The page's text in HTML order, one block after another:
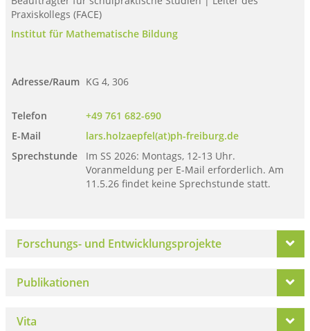
Praxiskollegs (FACE)
Institut für Mathematische Bildung
Adresse/Raum KG 4, 306
Telefon
+49 761 682-690
E-Mail
lars.holzaepfel(at)ph-freiburg.de
Sprechstunde
Im SS 2026: Montags, 12-13 Uhr.
Voranmeldung per E-Mail erforderlich. Am
11.5.26 findet keine Sprechstunde statt.
Forschungs- und Entwicklungsprojekte
Publikationen
Vita